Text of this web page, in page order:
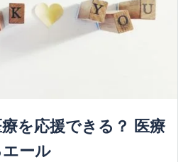
を応援できる？ 医療
ール